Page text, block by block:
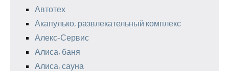
Автотех
Акапулько, развлекательный комплекс
Алекс-Сервис
Алиса, баня
Алиса, сауна